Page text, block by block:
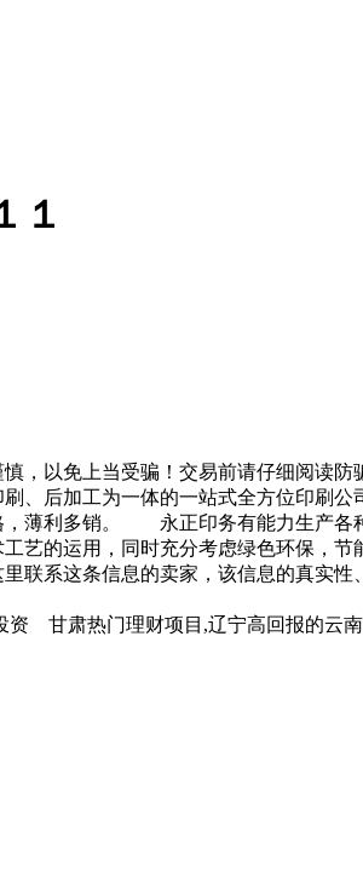
１
以免上当受骗！交易前请仔细阅读防
后加工为一体的一站式全方位印刷公
，薄利多销。 永正印务有能力生产各
艺的运用，同时充分考虑绿色环保，节
系这条信息的卖家，该信息的真实性
甘肃热门理财项目,辽宁高回报的云